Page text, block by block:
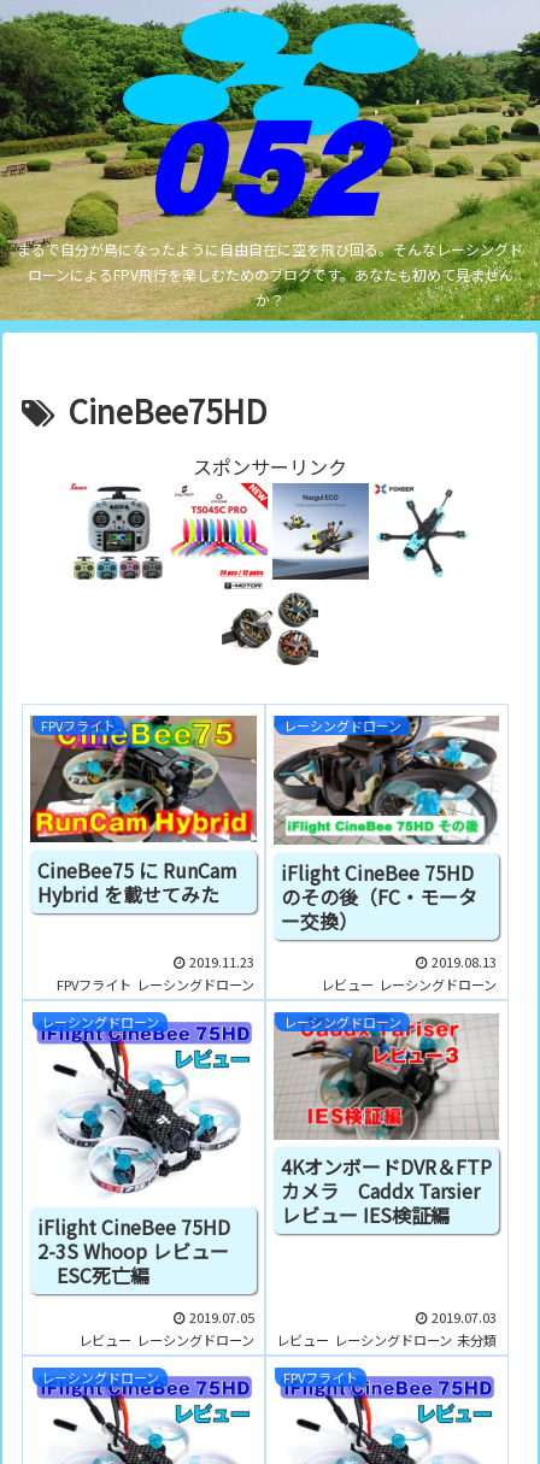
まるで自分が鳥になったように自由自在に空を飛び回る。そんなレーシングド
ローンによるFPV飛行を楽しむためのブログです。あなたも初めて見ません
か？
CineBee75HD
スポンサーリンク
FPVフライト
CineBee75 に RunCam
Hybrid を載せてみた
2019.11.23
FPVフライト レーシングドローン
レーシングドローン
iFlight CineBee 75HD
のその後（FC・モータ
ー交換）
2019.08.13
レビュー レーシングドローン
レーシングドローン
iFlight CineBee 75HD
2-3S Whoop レビュー
ESC死亡編
2019.07.05
レビュー レーシングドローン
レーシングドローン
4KオンボードDVR＆FTP
カメラ Caddx Tarsier
レビュー IES検証編
2019.07.03
レビュー レーシングドローン 未分類
レーシングドローン
FPVフライト